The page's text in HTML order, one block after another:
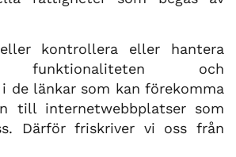
kontrollera eller hantera
funktionaliteten och
de länkar som kan förekomma
till internetwebbplatser som
Därför friskriver vi oss från